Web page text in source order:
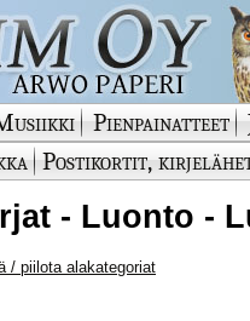
Pienpainatteet
Postikortit,
- Luonto -
/ piilota alakategoriat